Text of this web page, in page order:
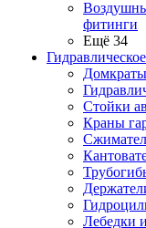
фитинги
Ещё 34
Домкраты
Стойки
Краны
Лебедки